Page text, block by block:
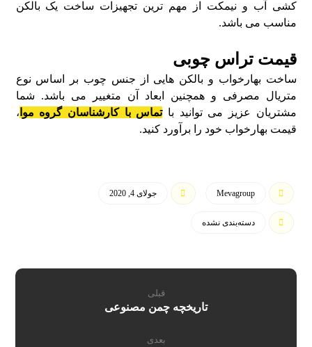
کشی آب و نیمکت از مهم ترین تجهیزات ساخت یک بالکن
مناسب می باشد.
قیمت تراس چوبی
ساخت بهارخواب و بالکن هایی از جنس چوب بر اساس نوع
متریال مصرفی و همچنین ابعاد آن متغییر می باشد. شما
مشتریان عزیز می توانید باتماس با کارشناسان گروه موا ،
قیمت بهارخواب خود را برآورد کنید.
Mevagroup جولای 4, 2020
دسته‌بندی نشده
قبلی
تاریخچه چمن مصنوعی
بعدی